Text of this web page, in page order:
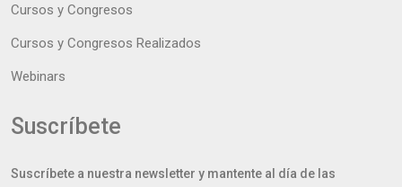
Cursos y Congresos
Cursos y Congresos Realizados
Webinars
Suscríbete
Suscríbete a nuestra newsletter y mantente al día de las